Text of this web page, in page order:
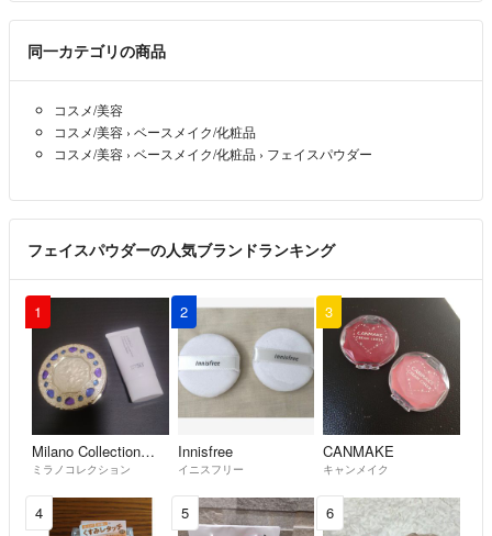
同一カテゴリの商品
コスメ/美容
コスメ/美容 › ベースメイク/化粧品
コスメ/美容 › ベースメイク/化粧品 › フェイスパウダー
フェイスパウダーの人気ブランドランキング
1
Milano Collection（kanebo）
ミラノコレクション
2
Innisfree
イニスフリー
3
CANMAKE
キャンメイク
4 5 6